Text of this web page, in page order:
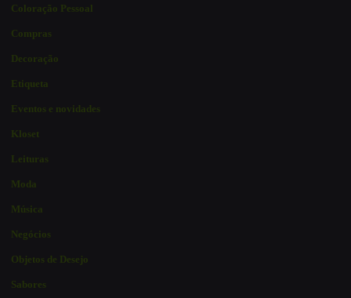
Coloração Pessoal
Compras
Decoração
Etiqueta
Eventos e novidades
Kloset
Leituras
Moda
Música
Negócios
Objetos de Desejo
Sabores